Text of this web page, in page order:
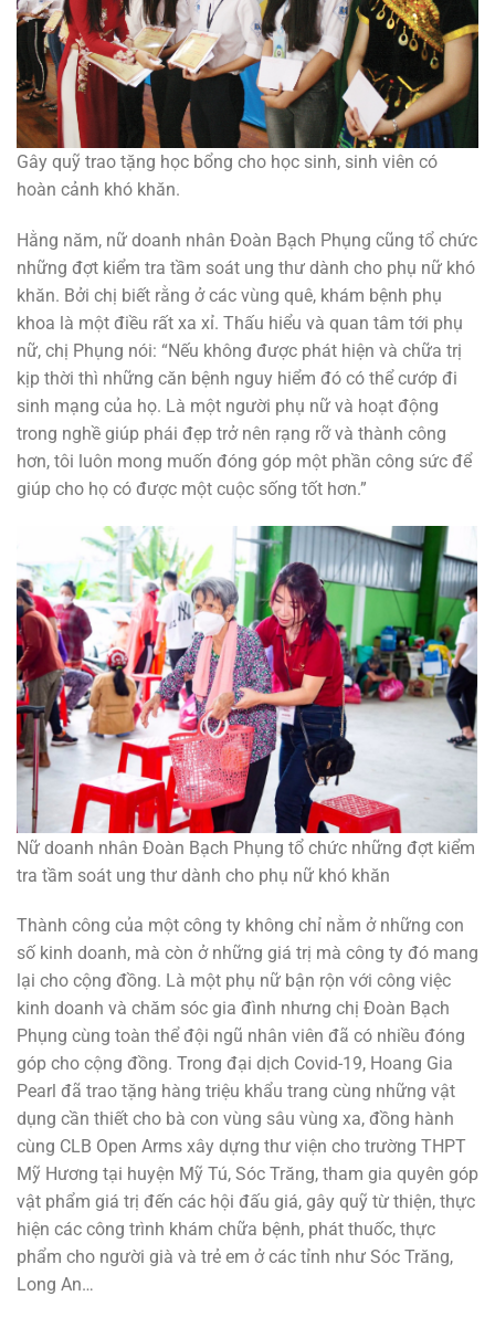
Gây quỹ trao tặng học bổng cho học sinh, sinh viên có
hoàn cảnh khó khăn.
Hằng năm, nữ doanh nhân Đoàn Bạch Phụng cũng tổ chức
những đợt kiểm tra tầm soát ung thư dành cho phụ nữ khó
khăn. Bởi chị biết rằng ở các vùng quê, khám bệnh phụ
khoa là một điều rất xa xỉ. Thấu hiểu và quan tâm tới phụ
nữ, chị Phụng nói: “Nếu không được phát hiện và chữa trị
kịp thời thì những căn bệnh nguy hiểm đó có thể cướp đi
sinh mạng của họ. Là một người phụ nữ và hoạt động
trong nghề giúp phái đẹp trở nên rạng rỡ và thành công
hơn, tôi luôn mong muốn đóng góp một phần công sức để
giúp cho họ có được một cuộc sống tốt hơn.”
Nữ doanh nhân Đoàn Bạch Phụng tổ chức những đợt kiểm
tra tầm soát ung thư dành cho phụ nữ khó khăn
Thành công của một công ty không chỉ nằm ở những con
số kinh doanh, mà còn ở những giá trị mà công ty đó mang
lại cho cộng đồng. Là một phụ nữ bận rộn với công việc
kinh doanh và chăm sóc gia đình nhưng chị Đoàn Bạch
Phụng cùng toàn thể đội ngũ nhân viên đã có nhiều đóng
góp cho cộng đồng. Trong đại dịch Covid-19, Hoang Gia
Pearl đã trao tặng hàng triệu khẩu trang cùng những vật
dụng cần thiết cho bà con vùng sâu vùng xa, đồng hành
cùng CLB Open Arms xây dựng thư viện cho trường THPT
Mỹ Hương tại huyện Mỹ Tú, Sóc Trăng, tham gia quyên góp
vật phẩm giá trị đến các hội đấu giá, gây quỹ từ thiện, thực
hiện các công trình khám chữa bệnh, phát thuốc, thực
phẩm cho người già và trẻ em ở các tỉnh như Sóc Trăng,
Long An…